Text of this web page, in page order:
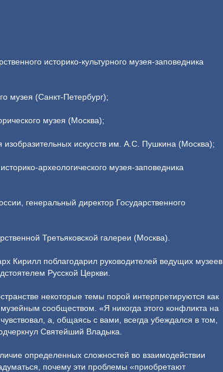
историко-культурного музея-заповедника
музея (Санкт-Петербург);
музея (Москва);
искусств им. А.С. Пушкина (Москва);
археологического музея-заповедника
генеральный директор Государственного
Третьяковской галереи (Москва).
Кирилл поблагодарил руководителей ведущих музеев
Русской Церкви.
некоторые темы порой интерпретируются как
сообществом. «Я никогда этого конфликта на
а, общаясь с вами, всегда убеждался в том,
Святейший Владыка.
определенных сложностей во взаимодействии
почему эти проблемы «приобретают